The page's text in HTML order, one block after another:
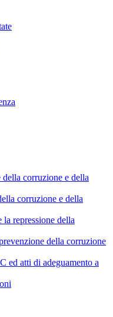
corruzione e della
corruzione e della
repressione della
della corruzione
ed atti di adeguamento a